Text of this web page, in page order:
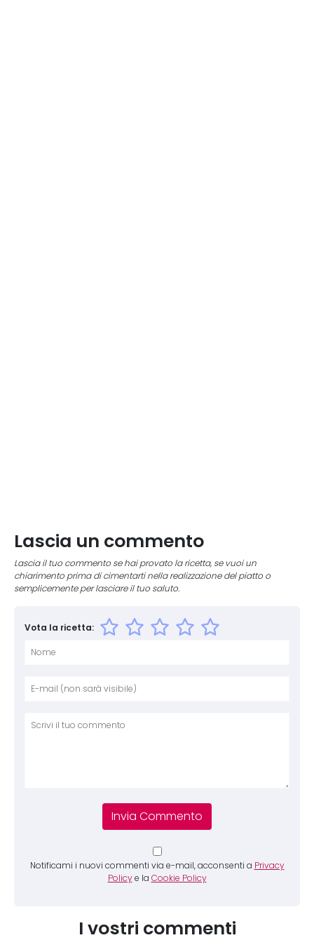
Lascia un commento
Lascia il tuo commento se hai provato la ricetta, se vuoi un
chiarimento prima di cimentarti nella realizzazione del piatto o
semplicemente per lasciare il tuo saluto.
Vota la ricetta:
Notificami i nuovi commenti via e-mail, acconsenti a Privacy
Policy e la Cookie Policy
I vostri commenti